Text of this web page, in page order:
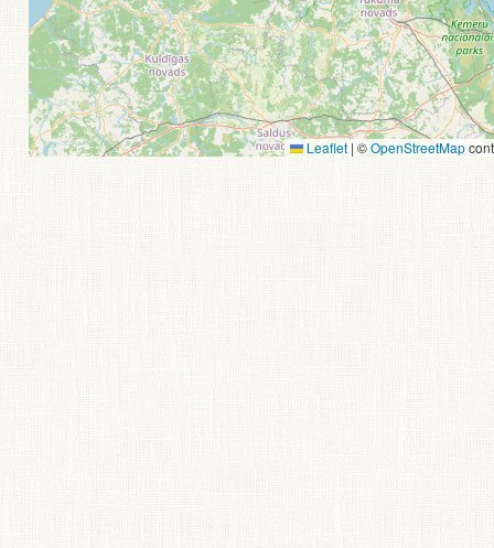
Leaflet | ©OpenStreetMap